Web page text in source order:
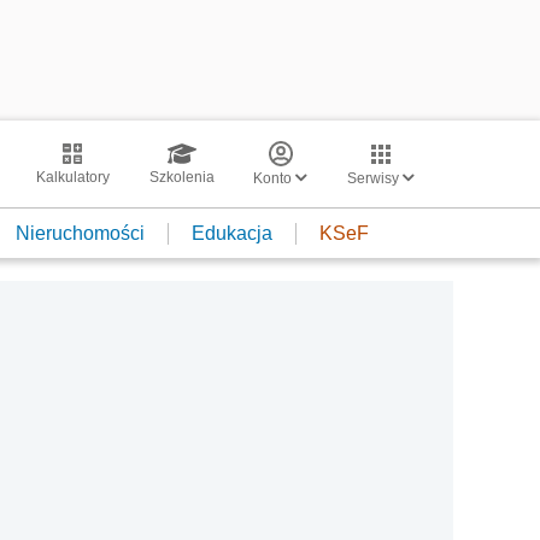
Kalkulatory Szkolenia Konto Serwisy
Nieruchomości Edukacja KSeF